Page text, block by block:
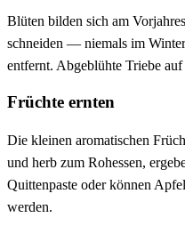
Blüten bilden sich am
schneiden — niemals im
entfernt. Abgeblühte Triebe
Früchte ernten
Die kleinen aromatischen
und herb zum Rohessen,
Quittenpaste oder können
werden.